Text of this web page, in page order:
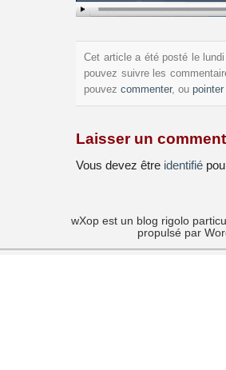
Cet article a été posté le
pouvez suivre les
pouvez commenter, ou pointer
Laisser un
Vous devez être identifié
wXop est un blog rigolo
propulsé par